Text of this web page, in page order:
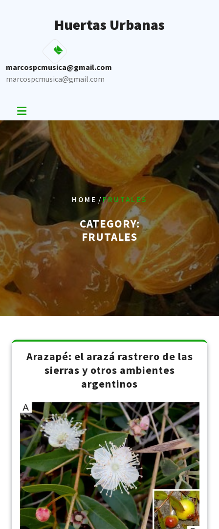
Huertas Urbanas
marcospcmusica@gmail.com
marcospcmusica@gmail.com
HOME /FRUTALES
CATEGORY:
FRUTALES
Arazapé: el arazá rastrero de las
sierras y otros ambientes
argentinos